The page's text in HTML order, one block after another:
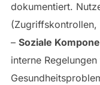
dokumentiert.
(Zugriffskontrollen,
– Soziale
interne